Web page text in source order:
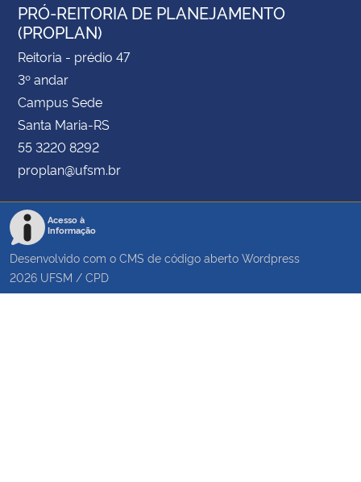
PRÓ-REITORIA DE PLANEJAMENTO
(PROPLAN)
Reitoria - prédio 47
3º andar
Campus Sede
Santa Maria-RS
55 3220 8292
proplan@ufsm.br
Acesso à
Informação
Desenvolvido com o CMS de código aberto Wordpress
2026 UFSM / CPD